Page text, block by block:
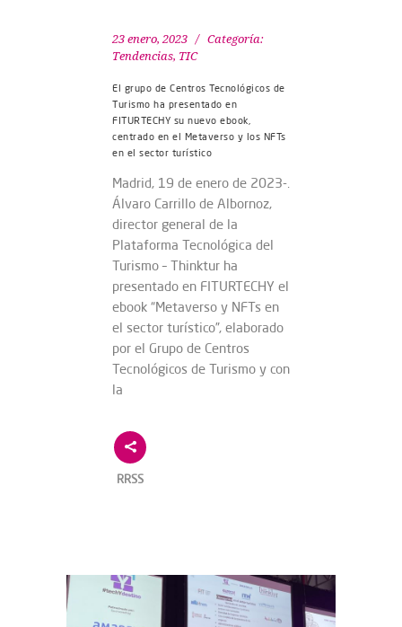
23 enero, 2023
Categoría:
Tendencias, TIC
El grupo de Centros Tecnológicos de
Turismo ha presentado en
FITURTECHY su nuevo ebook,
centrado en el Metaverso y los NFTs
en el sector turístico
Madrid, 19 de enero de 2023-.
Álvaro Carrillo de Albornoz,
director general de la
Plataforma Tecnológica del
Turismo – Thinktur ha
presentado en FITURTECHY el
ebook “Metaverso y NFTs en
el sector turístico”, elaborado
por el Grupo de Centros
Tecnológicos de Turismo y con
la
RRSS